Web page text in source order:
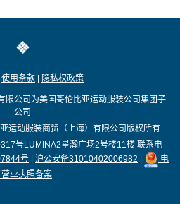
使用条款 隐私权政策
限公司为美国哥伦比亚运动服装公司集团子
公司
运动服装商贸（上海）有限公司版权所有
号LUMINA2星瀚广场2号楼11楼 联系电
号 沪公安备31010402006982
电
业执照备案